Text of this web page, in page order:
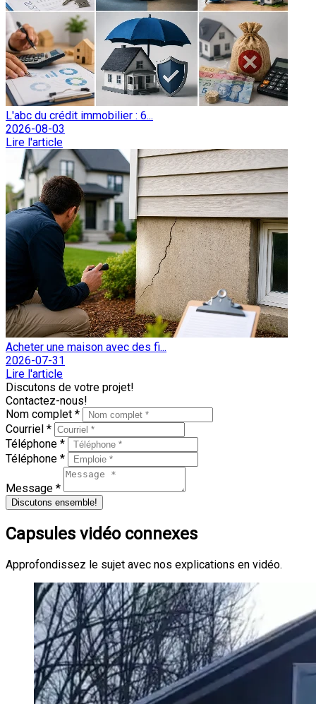
L'abc du crédit immobilier : 6...
2026-08-03
Lire l'article
Acheter une maison avec des fi...
2026-07-31
Lire l'article
Discutons de votre projet!
Contactez-nous!
Nom complet *
Courriel *
Téléphone *
Téléphone *
Message *
Discutons ensemble!
Capsules vidéo connexes
Approfondissez le sujet avec nos explications en vidéo.